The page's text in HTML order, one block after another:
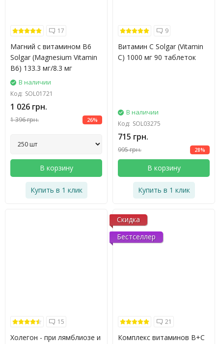
17
Магний с витамином В6
Solgar (Magnesium Vitamin
B6) 133.3 мг/8.3 мг
В наличии
Код: SOL01721
1 026 грн.
1 396 грн. 26%
В корзину
Купить в 1 клик
9
Витамин С Solgar (Vitamin
C) 1000 мг 90 таблеток
В наличии
Код: SOL03275
715 грн.
995 грн. 28%
В корзину
Купить в 1 клик
15
Холегон - при лямблиозе и
Скидка
Бестселлер
21
Комплекс витаминов B+C